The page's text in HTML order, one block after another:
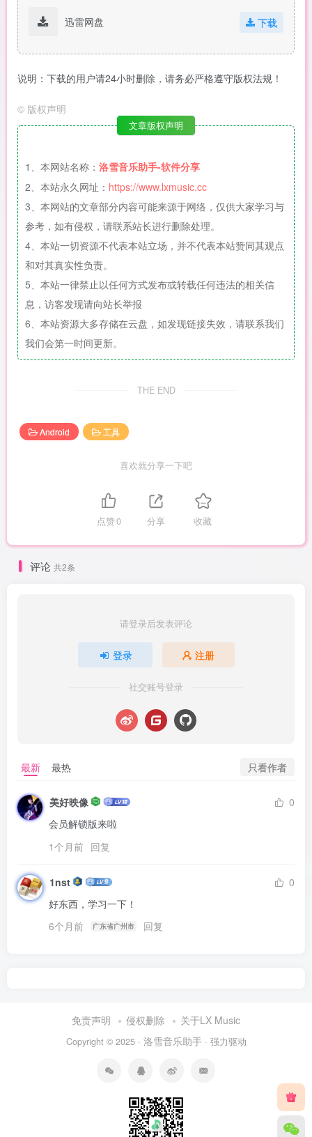
迅雷网盘 下载
说明：下载的用户请24小时删除，请务必严格遵守版权法规！
© 版权声明
文章版权声明
1、本网站名称： 洛雪音乐助手-软件分享
2、本站永久网址： https://www.lxmusic.cc
3、本网站的文章部分内容可能来源于网络，仅供大家学习与
参考，如有侵权，请联系站长进行删除处理。
4、本站一切资源不代表本站立场，并不代表本站赞同其观点
和对其真实性负责。
5、本站一律禁止以任何方式发布或转载任何违法的相关信
息，访客发现请向站长举报
6、本站资源大多存储在云盘，如发现链接失效，请联系我们
我们会第一时间更新。
THE END
Android 工具
喜欢就分享一下吧
点赞0 分享 收藏
评论 共2条
请登录后发表评论
登录 注册
社交账号登录
最新 最热 只看作者
美好映像
0
会员解锁版来啦
1个月前 回复
1nst
0
好东西，学习一下！
6个月前
广东省广州市 回复
免责声明 侵权删除 关于LX Music
Copyright © 2025 · 洛雪音乐助手· 强力驱动